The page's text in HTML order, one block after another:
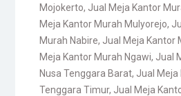
Mojokerto, Jual Meja Kantor
Meja Kantor Murah Mulyorejo,
Murah Nabire, Jual Meja Kantor
Meja Kantor Murah Ngawi, Jual
Nusa Tenggara Barat, Jual Meja
Tenggara Timur, Jual Meja